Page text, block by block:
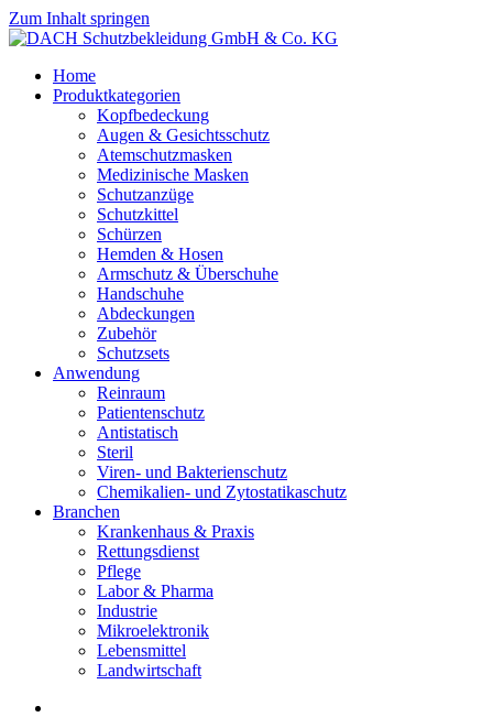
Zum Inhalt springen
Home
Produktkategorien
Kopfbedeckung
Augen & Gesichtsschutz
Atemschutzmasken
Medizinische Masken
Schutzanzüge
Schutzkittel
Schürzen
Hemden & Hosen
Armschutz & Überschuhe
Handschuhe
Abdeckungen
Zubehör
Schutzsets
Anwendung
Reinraum
Patientenschutz
Antistatisch
Steril
Viren- und Bakterienschutz
Chemikalien- und Zytostatikaschutz
Branchen
Krankenhaus & Praxis
Rettungsdienst
Pflege
Labor & Pharma
Industrie
Mikroelektronik
Lebensmittel
Landwirtschaft